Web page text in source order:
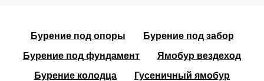
Бурение под опоры
Бурение под забор
Бурение под фундамент
Ямобур вездеход
Бурение колодца
Гусеничный ямобур